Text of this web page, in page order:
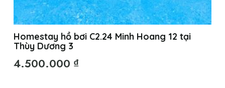
Homestay hồ bơi C2.24 Minh Hoang 12 tại
Thùy Dương 3
4.500.000 ₫